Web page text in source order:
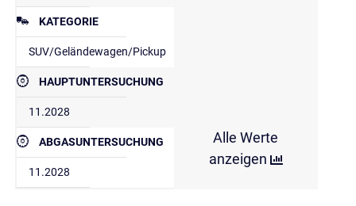
KATEGORIE
SUV/Geländewagen/Pickup
HAUPTUNTERSUCHUNG
11.2028
ABGASUNTERSUCHUNG
11.2028
Alle Werte
anzeigen